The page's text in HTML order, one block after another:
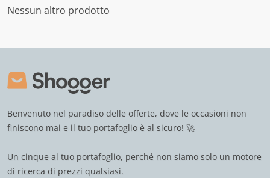
Nessun altro prodotto
Benvenuto nel paradiso delle offerte, dove le occasioni non
finiscono mai e il tuo portafoglio è al sicuro! 🚀
Un cinque al tuo portafoglio, perché non siamo solo un motore
di ricerca di prezzi qualsiasi.